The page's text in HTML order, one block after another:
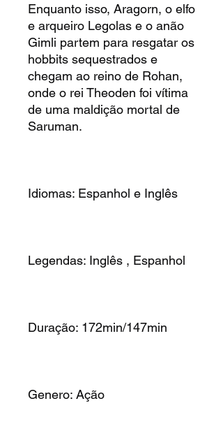
Enquanto isso, Aragorn, o elfo
e arqueiro Legolas e o anão
Gimli partem para resgatar os
hobbits sequestrados e
chegam ao reino de Rohan,
onde o rei Theoden foi vítima
de uma maldição mortal de
Saruman.
Idiomas: Espanhol e Inglês
Legendas: Inglês , Espanhol
Duração: 172min/147min
Genero: Ação